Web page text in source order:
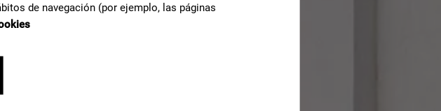
de navegación (por ejemplo, las páginas